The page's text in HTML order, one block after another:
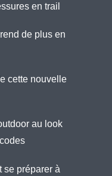
en trail
de plus en
cette nouvelle
au look
se préparer à